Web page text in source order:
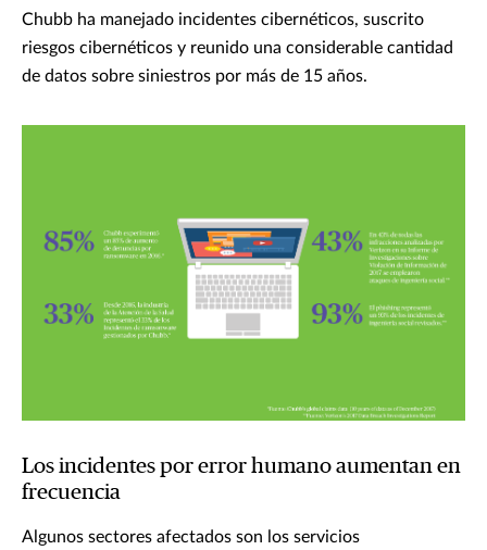
Chubb ha manejado incidentes cibernéticos, suscrito
riesgos cibernéticos y reunido una considerable cantidad
de datos sobre siniestros por más de 15 años.
Los incidentes por error humano aumentan en
frecuencia
Algunos sectores afectados son los servicios